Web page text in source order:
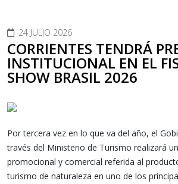
24 JULIO 2026
CORRIENTES TENDRÁ
INSTITUCIONAL EN EL
SHOW BRASIL 2026
Por tercera vez en lo que va del año, el
través del Ministerio de Turismo realizará
promocional y comercial referida al
turismo de naturaleza en uno de los